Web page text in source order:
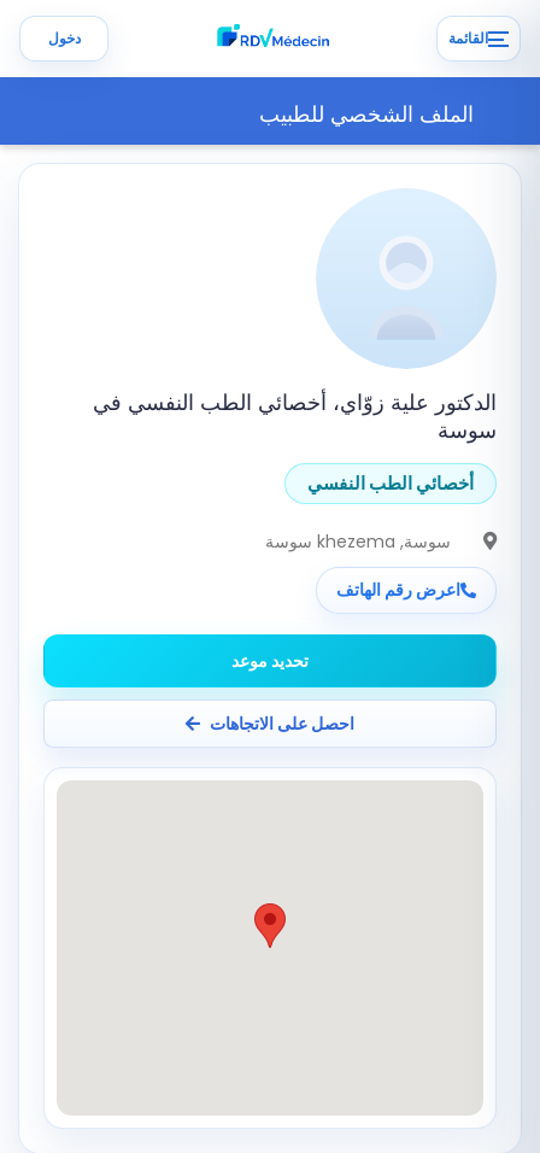
القائمة دخول
الملف الشخصي للطبيب
الدكتور علية زوّاي، أخصائي الطب النفسي في
سوسة
أخصائي الطب النفسي
سوسة, khezema سوسة
اعرض رقم الهاتف
تحديد موعد
احصل على الاتجاهات